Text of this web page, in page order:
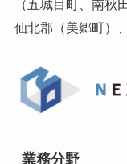
（五城目町、南秋
仙北郡（美郷町）
業務分野